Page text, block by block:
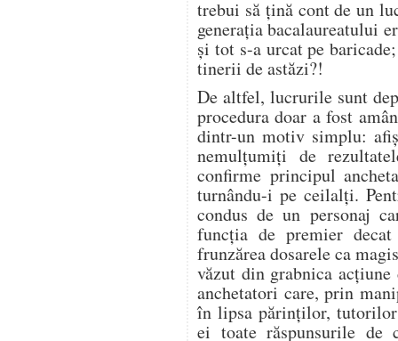
trebui să ţină cont de un
generaţia bacalaureatului
şi tot s-a urcat pe
tinerii de astăzi?!
De altfel, lucrurile sunt
procedura doar a fost
dintr-un motiv simplu:
nemulţumiţi de
confirme principul
turnându-i pe ceilalţi.
condus de un personaj
funcţia de premier
frunzărea dosarele ca
văzut din grabnica
anchetatori care, prin
în lipsa părinţilor,
ei toate răspunsurile de